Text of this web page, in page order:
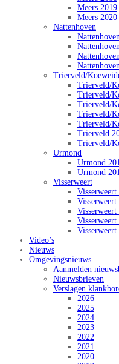
Meers 2019
Meers 2020
Nattenhoven
Trierveld/
Trierveld/
Trierveld/
Trierveld/
Trierveld/
Trierveld/
Trierveld
Trierveld/
Urmond
Urmond
Urmond
Visserweert
Visserweert
Visserweert
Visserweert
Visserweert
Visserweert
Video’s
Nieuws
Omgevingsnieuws
Aanmelden
Nieuwsbrieven
Verslagen
2026
2025
2024
2023
2022
2021
2020